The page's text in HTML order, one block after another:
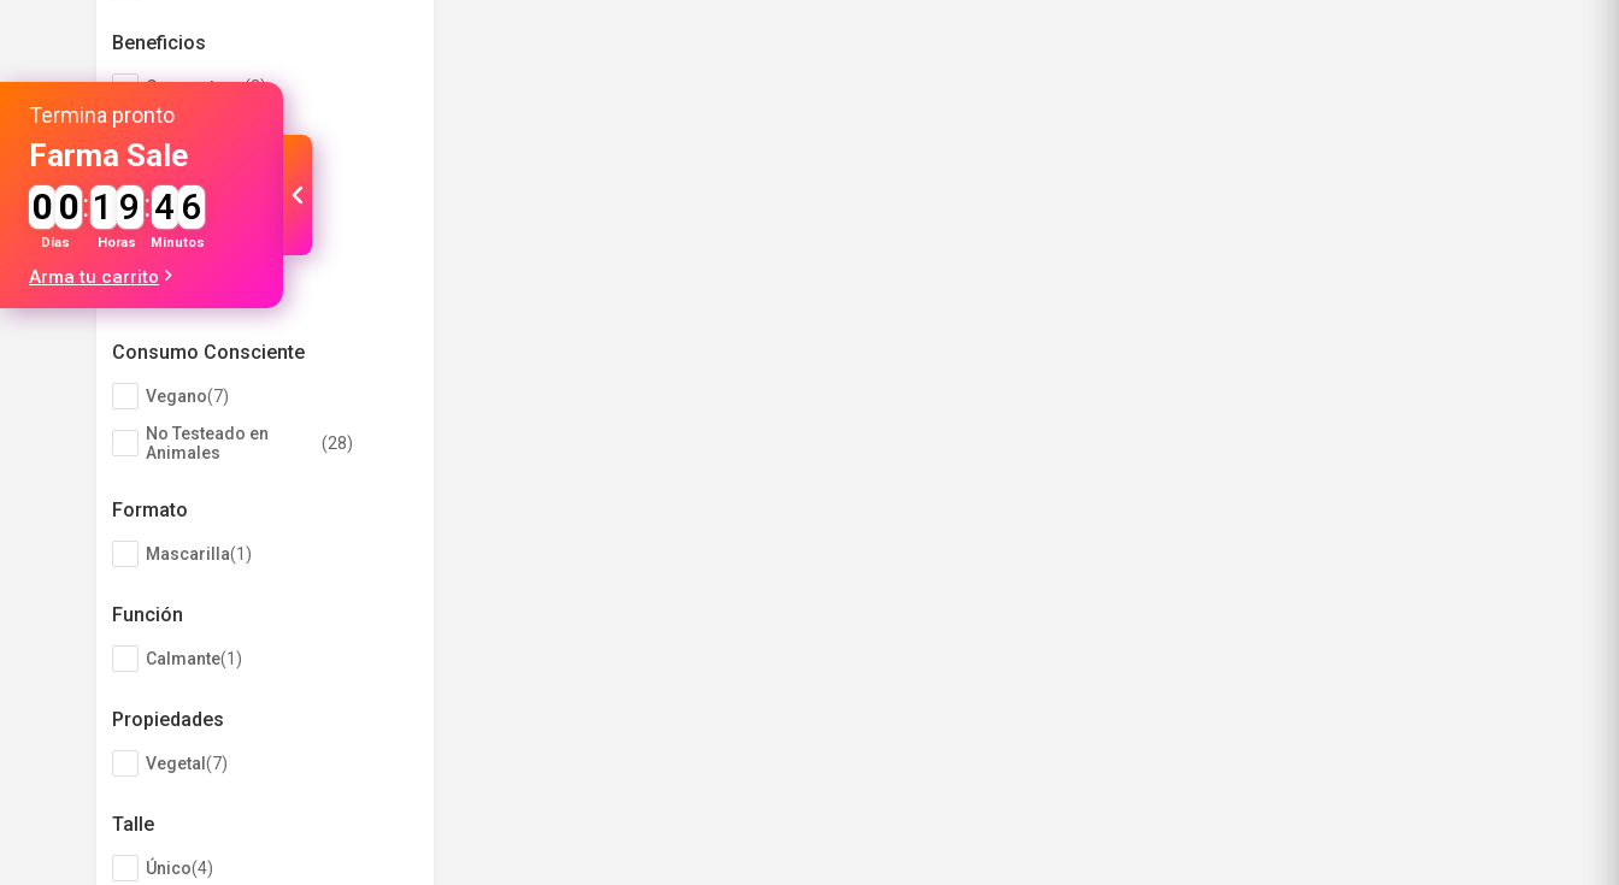
Termina pronto
Farma Sale
0 0
Días
:1 9
Horas
:4 6
Minutos
Arma tu carrito
Beneficios
Con acetona(3)
Sin acetona
Reparador
Humectante
Fortalecedor
Protector
Consumo Consciente
Vegano(7)
No Testeado en
Animales
(28)
Formato
Mascarilla(1 )
Función
Calmante(1 )
Propiedades
Vegetal (7)
Talle
Único(4)